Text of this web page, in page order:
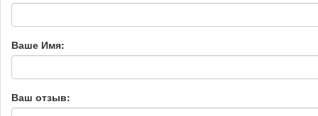
Ваше Имя:
Ваш отзыв: